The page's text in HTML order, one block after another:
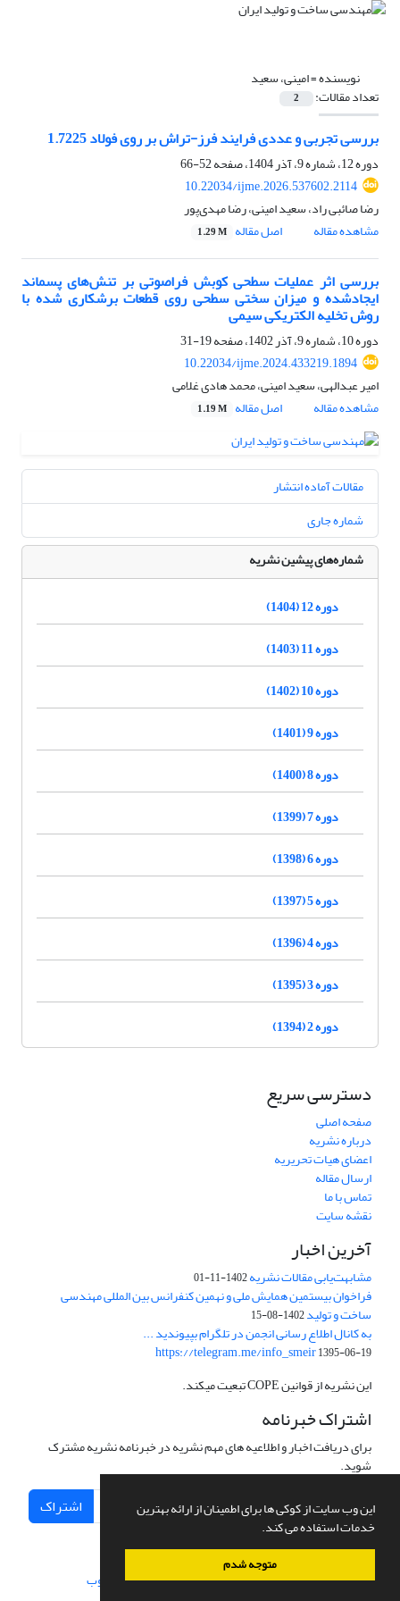
این وب سایت از کوکی ها برای اطمینان از ارائه بهترین
خدمات استفاده می کند.
متوجه شدم
نویسنده =امینی، سعید
تعداد مقالات: 2
بررسی تجربی و عددی فرایند فرز-تراش بر روی فولاد 1.7225
دوره 12، شماره 9، آذر 1404، صفحه
52-66
10.22034/ijme.2026.537602.2114
رضا صائبی راد، سعید امینی، رضا مهدی‌پور
مشاهده مقاله
اصل مقاله 1.29 M
بررسی اثر عملیات سطحی کوبش فراصوتی بر تنش‌های پسماند
ایجادشده و میزان سختی سطحی روی قطعات برشکاری شده با
روش تخلیه الکتریکی سیمی
دوره 10، شماره 9، آذر 1402، صفحه
19-31
10.22034/ijme.2024.433219.1894
امیر عبدالهی، سعید امینی، محمد هادی غلامی
مشاهده مقاله
اصل مقاله 1.19 M
مقالات آماده انتشار
شماره جاری
شماره‌های پیشین نشریه
دوره 12 (1404)
دوره 11 (1403)
دوره 10 (1402)
دوره 9 (1401)
دوره 8 (1400)
دوره 7 (1399)
دوره 6 (1398)
دوره 5 (1397)
دوره 4 (1396)
دوره 3 (1395)
دوره 2 (1394)
دسترسی سریع
صفحه اصلی
درباره نشریه
اعضای هیات تحریریه
ارسال مقاله
تماس با ما
نقشه سایت
آخرین اخبار
مشابهت‌یابی مقالات نشریه1402-11-01
فراخوان بیستمین همایش ملی و نهمین کنفرانس بین المللی مهندسی
ساخت و تولید1402-08-15
به کانال اطلاع رسانی انجمن در تلگرام بپیوندید ...
https://telegram.me/info_smeir1395-06-19
این نشریه از قوانین COPE تبعیت میکند.
اشتراک خبرنامه
برای دریافت اخبار و اطلاعیه های مهم نشریه در خبرنامه نشریه مشترک
شوید.
اشتراک
سامانه مدیریت نشریات علمی.طراحی و پیاده سازی از سیناوب